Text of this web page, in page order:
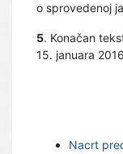
o sprovedenoj
5. Konačan
15. januara
Nacrt